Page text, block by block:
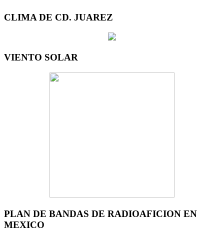
CLIMA DE CD. JUAREZ
VIENTO SOLAR
PLAN DE BANDAS DE RADIOAFICION EN
MEXICO